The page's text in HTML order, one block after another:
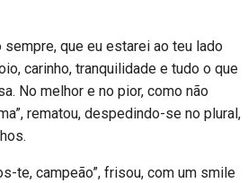
sempre, que eu estarei ao teu lado
carinho, tranquilidade e tudo o que
No melhor e no pior, como não
rematou, despedindo-se no plural,
te, campeão”, frisou, com um smile